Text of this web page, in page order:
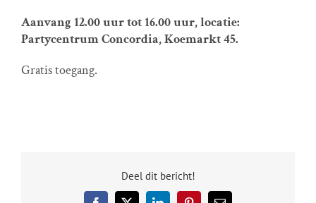
Aanvang 12.00 uur tot 16.00 uur, locatie:
Partycentrum Concordia, Koemarkt 45.
Gratis toegang.
Deel dit bericht!